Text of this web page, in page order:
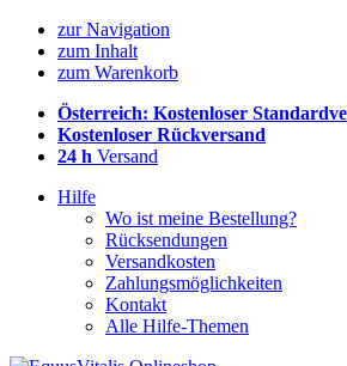
zur Navigation
zum Inhalt
zum Warenkorb
Österreich: Kostenloser
Kostenloser Rückversand
24 h Versand
Hilfe
Wo ist meine Bestellung?
Rücksendungen
Versandkosten
Zahlungsmöglichkeiten
Kontakt
Alle Hilfe-Themen